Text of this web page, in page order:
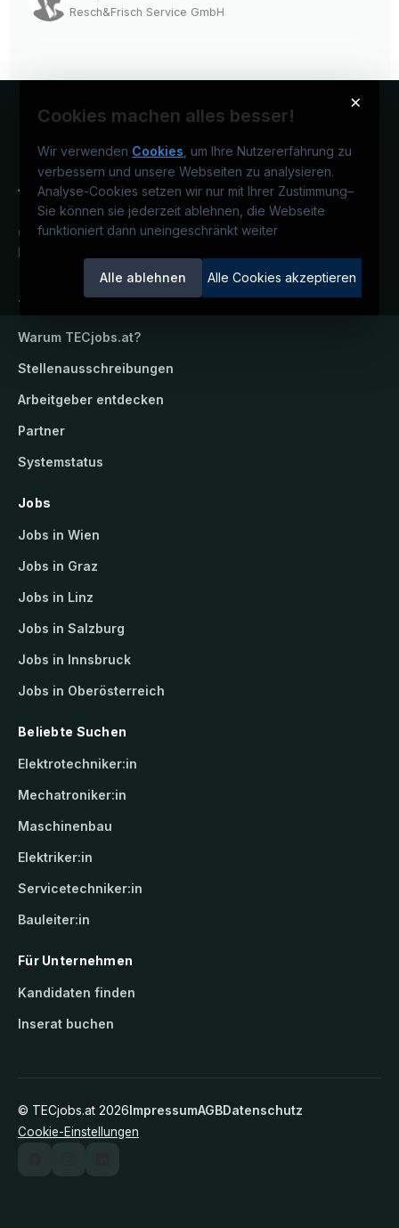
Resch&Frisch Service GmbH
×
Cookies machen alles besser!
Wir verwenden Cookies , um Ihre Nutzererfahrung zu
verbessern und unsere Webseiten zu analysieren.
Analyse-Cookies setzen wir nur mit Ihrer Zustimmung–
Sie können sie jederzeit ablehnen, die Webseite
funktioniert dann uneingeschränkt weiter
Alle ablehnen Alle Cookies akzeptieren
Österreichs technisches Karriereportal.
Ein Service der candidatis GmbH.
TECjobs.at
Warum TECjobs.at?
Stellenausschreibungen
Arbeitgeber entdecken
Partner
Systemstatus
Jobs
Jobs in Wien
Jobs in Graz
Jobs in Linz
Jobs in Salzburg
Jobs in Innsbruck
Jobs in Oberösterreich
Beliebte Suchen
Elektrotechniker:in
Mechatroniker:in
Maschinenbau
Elektriker:in
Servicetechniker:in
Bauleiter:in
Für Unternehmen
Kandidaten finden
Inserat buchen
© TECjobs.at 2026ImpressumAGBDatenschutz
Cookie-Einstellungen